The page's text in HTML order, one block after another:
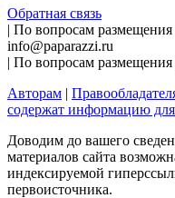
Обратная связь
| По вопросам
info@paparazzi.ru
| По вопросам
Авторам |
содержат информацию
Доводим до вашего
материалов сайта
индексируемой
первоисточника.